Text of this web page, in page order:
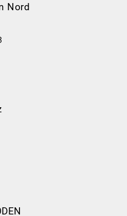
Nord